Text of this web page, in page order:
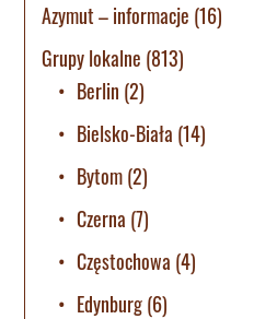
Azymut – informacje (16)
Grupy lokalne (813)
Berlin (2)
Bielsko-Biała (14)
Bytom(2)
Czerna (7)
Częstochowa (4)
Edynburg(6)